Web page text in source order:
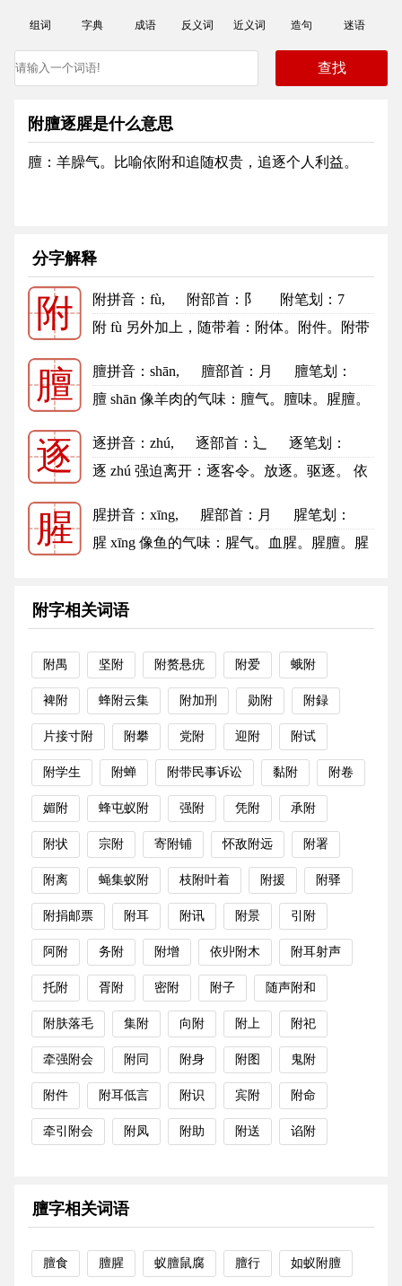
组词 字典 成语 反义词 近义词 造句 迷语
附膻逐腥是什么意思
膻：羊臊气。比喻依附和追随权贵，追逐个人利益。
分字解释
附 附拼音 ：fù, 附部首 ：阝
附笔划：7
附的笔顺
附 fù 另外加上，随带着：附体。附件。附带
膻 膻拼音 ：shān, 膻部首 ：月
膻笔划：
17
膻的笔顺
膻 shān 像羊肉的气味：膻气。膻味。腥膻。
逐 逐拼音 ：zhú, 逐部首 ：辶
逐笔划：
10
逐的笔顺
逐 zhú 强迫离开：逐客令。放逐。驱逐。 依
腥 腥拼音 ：xīng, 腥部首 ：月
腥笔划：
13
腥的笔顺
腥 xīng 像鱼的气味：腥气。血腥。腥膻。腥
附字相关词语
附禺 坚附 附赘悬疣 附爱 蛾附
裨附 蜂附云集 附加刑 勋附 附録
片接寸附 附攀 党附 迎附 附试
附学生 附蝉 附带民事诉讼 黏附 附卷
媚附 蜂屯蚁附 强附 凭附 承附
附状 宗附 寄附铺 怀敌附远 附署
附离 蝇集蚁附 枝附叶着 附援 附驿
附捐邮票 附耳 附讯 附景 引附
阿附 务附 附增 依丱附木 附耳射声
托附 胥附 密附 附子 随声附和
附肤落毛 集附 向附 附上 附祀
牵强附会 附同 附身 附图 鬼附
附件 附耳低言 附识 宾附 附命
牵引附会 附凤 附助 附送 谄附
膻字相关词语
膻食 膻腥 蚁膻鼠腐 膻行 如蚁附膻